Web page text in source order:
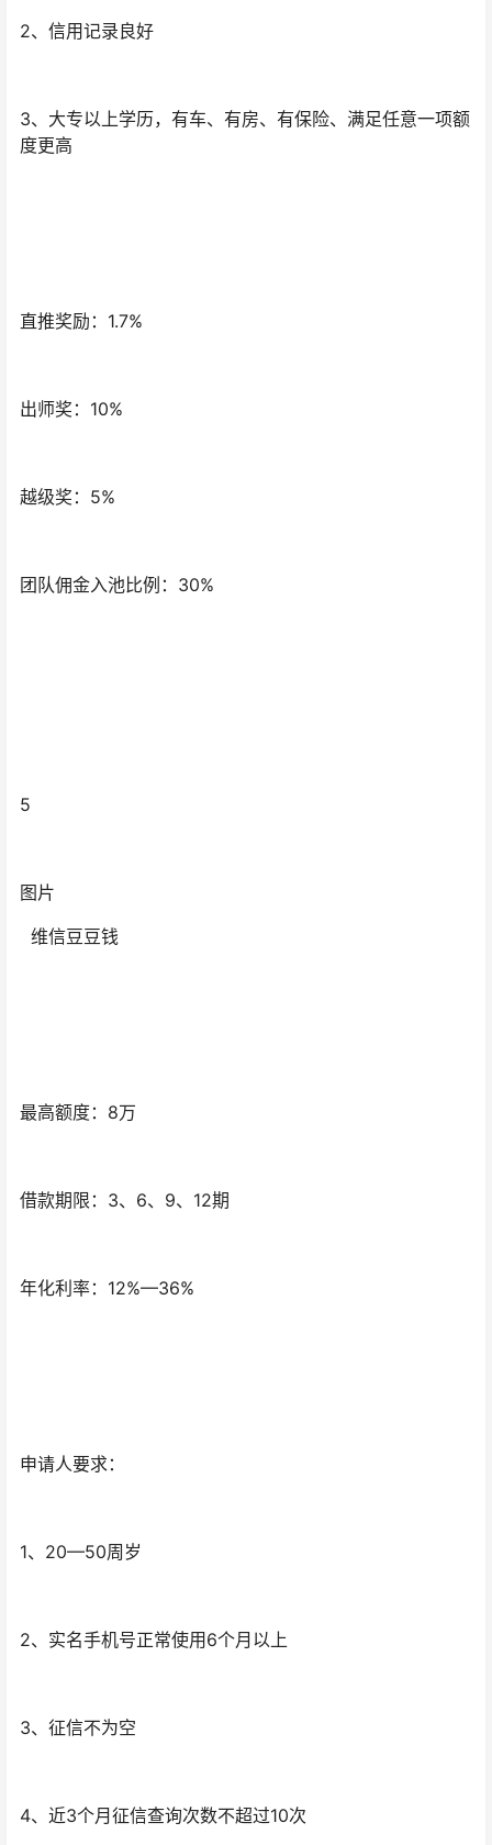
2、信用记录良好
3、大专以上学历，有车、有房、有保险、满足任意一项额
度更高
直推奖励：1.7%
出师奖：10%
越级奖：5%
团队佣金入池比例：30%
5
图片
维信豆豆钱
最高额度：8万
借款期限：3、6、9、12期
年化利率：12%—36%
申请人要求：
1、20—50周岁
2、实名手机号正常使用6个月以上
3、征信不为空
4、近3个月征信查询次数不超过10次